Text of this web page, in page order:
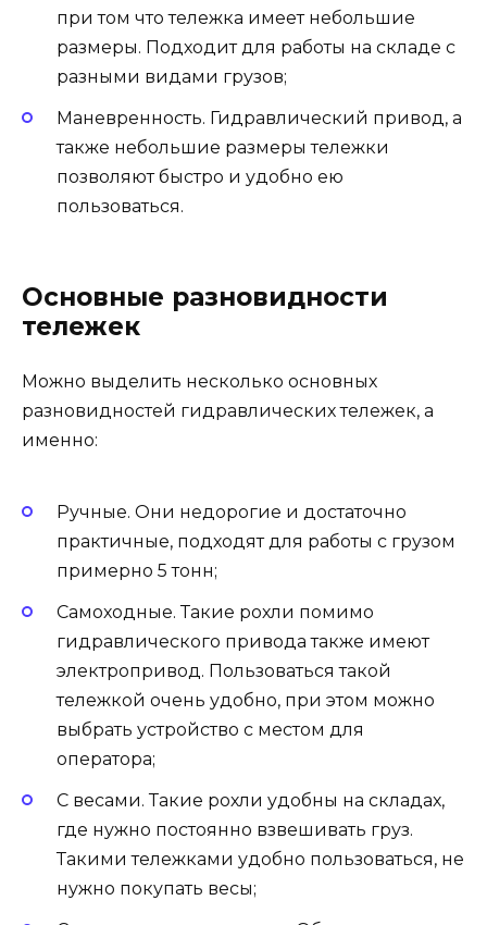
при том что тележка имеет небольшие
размеры. Подходит для работы на складе с
разными видами грузов;
Маневренность. Гидравлический привод, а
также небольшие размеры тележки
позволяют быстро и удобно ею
пользоваться.
Основные разновидности
тележек
Можно выделить несколько основных
разновидностей гидравлических тележек, а
именно:
Ручные. Они недорогие и достаточно
практичные, подходят для работы с грузом
примерно 5 тонн;
Самоходные. Такие рохли помимо
гидравлического привода также имеют
электропривод. Пользоваться такой
тележкой очень удобно, при этом можно
выбрать устройство с местом для
оператора;
С весами. Такие рохли удобны на складах,
где нужно постоянно взвешивать груз.
Такими тележками удобно пользоваться, не
нужно покупать весы;